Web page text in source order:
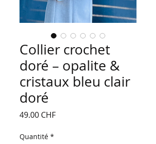
Collier crochet
doré – opalite &
cristaux bleu clair
doré
49.00 CHFPrix
Quantité *